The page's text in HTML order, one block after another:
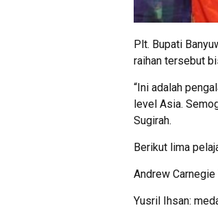
Plt. Bupati
raihan tersebut
“Ini adalah
level Asia.
Sugirah.
Berikut lima
Andrew
Yusril Ihsan: